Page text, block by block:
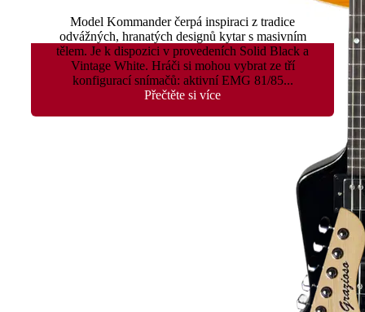
Model Kommander čerpá inspiraci z tradice
odvážných, hranatých designů kytar s masivním
tělem. Je k dispozici v provedeních Solid Black a
Vintage White. Hráči si mohou vybrat ze tří
konfigurací snímačů: aktivní EMG 81/85...
Přečtěte si více